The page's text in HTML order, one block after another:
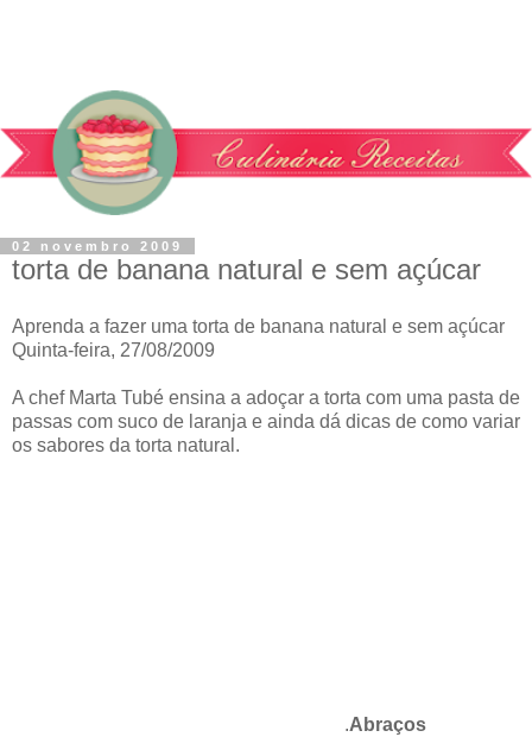
02 novembro 2009
torta de banana natural e sem açúcar
Aprenda a fazer uma torta de banana natural e sem açúcar
Quinta-feira, 27/08/2009
A chef Marta Tubé ensina a adoçar a torta com uma pasta de
passas com suco de laranja e ainda dá dicas de como variar
os sabores da torta natural.
.Abraços